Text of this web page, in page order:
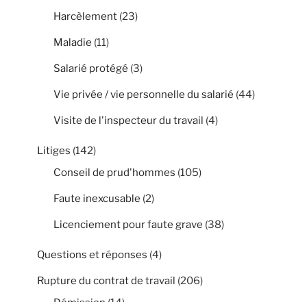
Harcèlement (23)
Maladie (11)
Salarié protégé (3)
Vie privée / vie personnelle du salarié (44)
Visite de l'inspecteur du travail (4)
Litiges (142)
Conseil de prud'hommes (105)
Faute inexcusable (2)
Licenciement pour faute grave (38)
Questions et réponses (4)
Rupture du contrat de travail (206)